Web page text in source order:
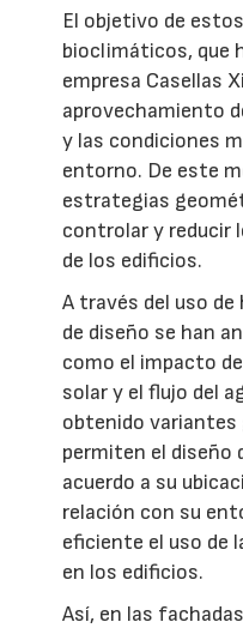
El objetivo de
bioclimáticos, que
empresa Casellas
aprovechamiento
y las condiciones
entorno. De este
estrategias
controlar y reducir
de los edificios.
A través del uso
de diseño se han
como el impacto
solar y el flujo del
obtenido variantes
permiten el diseño
acuerdo a su
relación con su
eficiente el uso de
en los edificios.
Así, en las